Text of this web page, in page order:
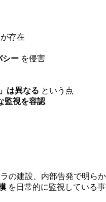
存在
シー を侵害
は異なる という点
監視を容認
の建設、内部告発で明ら
を日常的に監視している